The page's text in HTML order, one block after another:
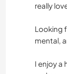
really
Looking
mental,
I enjoy a